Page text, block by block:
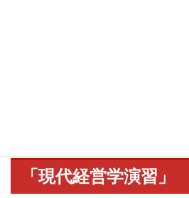
「現代経営学演習」